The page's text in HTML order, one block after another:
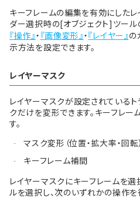
キーフレームの編集を有効にした
ダー選択時の[オブジェクト]ツール
『操作』・ 『画像変形』・『レイヤー』の
示方法を設定できます。
レイヤーマスク
レイヤーマスクが設定されているト
クだけを変形できます。キーフレー
す。
· マスク変形（位置・拡大率・回転）
·
キーフレーム補間
レイヤーマスクにキーフレームを
ルを選択し、次のいずれかの操作を